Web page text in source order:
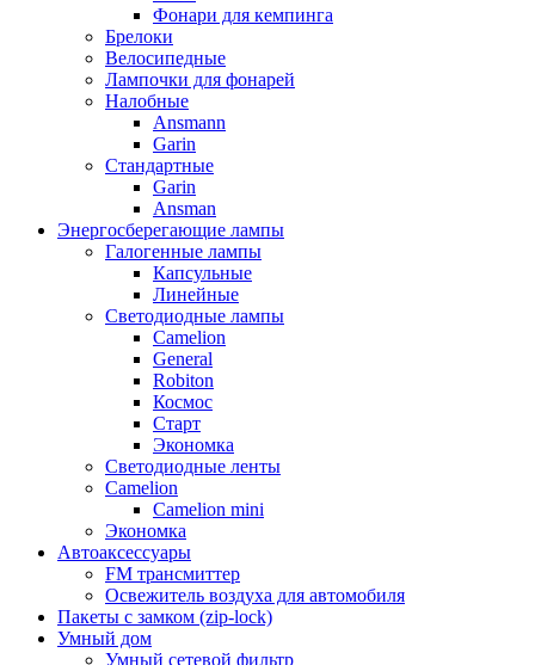
Фонари для кемпинга
Брелоки
Велосипедные
Лампочки для фонарей
Налобные
Ansmann
Garin
Стандартные
Garin
Ansman
Энергосберегающие лампы
Галогенные лампы
Капсульные
Линейные
Светодиодные лампы
Camelion
General
Robiton
Космос
Старт
Экономка
Светодиодные ленты
Camelion
Camelion mini
Экономка
Автоаксессуары
FM трансмиттер
Освежитель воздуха для автомобиля
Пакеты с замком (zip-lock)
Умный дом
Умный сетевой фильтр